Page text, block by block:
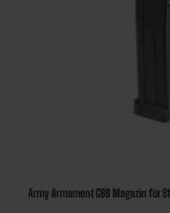
Army Armament GBB Magazin für